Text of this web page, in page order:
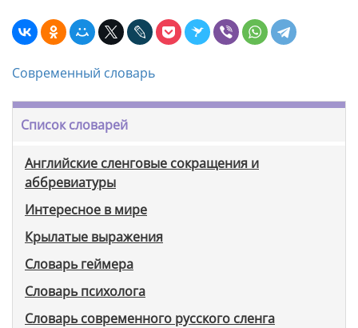
Современный словарь
Список словарей
Английские сленговые сокращения и
аббревиатуры
Интересное в мире
Крылатые выражения
Словарь геймера
Словарь психолога
Словарь современного русского сленга